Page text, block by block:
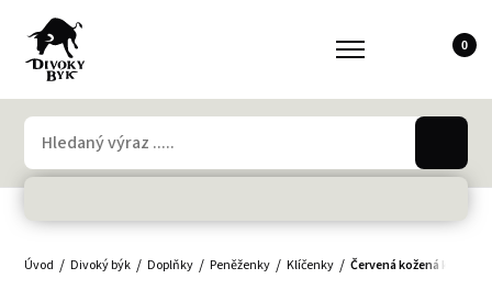
0
Úvod Divoký býk Doplňky Peněženky Klíčenky Červená kožená